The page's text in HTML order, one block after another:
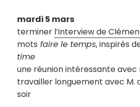
mardi 5 mars
terminer l’interview de
mots faire le temps, inspirés
time
une réunion intéressante
travailler longuement avec M.
soir